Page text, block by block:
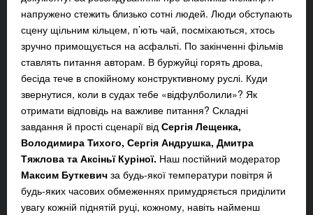
напружено стежить близько сотні людей. Люди обступають
сцену щільним кільцем, п’ють чай, посміхаються, хтось
зручно примощується на асфальті. По закінченні фільмів
ставлять питання авторам. В буржуйці горять дрова,
бесіда тече в спокійному конструктивному руслі. Куди
звернутися, коли в судах тебе «відфулболили»? Як
отримати відповідь на важливе питання? Складні
завдання й прості сценарії від Сергія Лещенка,
Володимира Тихого, Сергія Андрушка, Дмитра
Тяжлова та Аксіньї Куріної. Наш постійний модератор
Максим Буткевич за будь-якої температури повітря й
будь-яких часових обмеженнях примудряється приділити
увагу кожній піднятій руці, кожному, навіть найменш